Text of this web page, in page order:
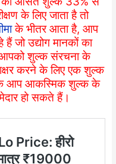
के लिए जाता है तो
के भीतर आता है, आप
जो उद्योग मानकों का
शुल्क संरचना के
करने के लिए एक शुल्क
कि आप आकस्मिक शुल्क के
हो सकते हैं।